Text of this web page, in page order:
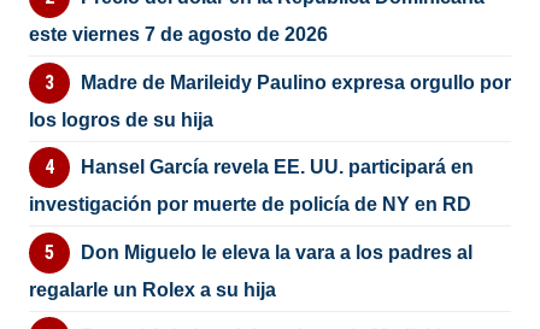
este viernes 7 de agosto de 2026
Madre de Marileidy Paulino expresa orgullo por
los logros de su hija
Hansel García revela EE. UU. participará en
investigación por muerte de policía de NY en RD
Don Miguelo le eleva la vara a los padres al
regalarle un Rolex a su hija